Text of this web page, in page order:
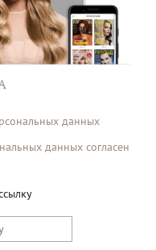
данных
данных согласен